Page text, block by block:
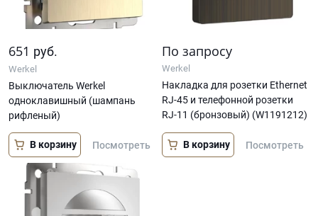
651 руб.
Werkel
Выключатель Werkel
одноклавишный (шампань
рифленый)
В корзину Посмотреть
По запросу
Werkel
Накладка для розетки Ethernet
RJ-45 и телефонной розетки
RJ-11 (бронзовый) (W1191212)
В корзину Посмотреть